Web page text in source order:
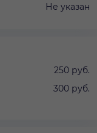
Не указан
250 руб.
300 руб.